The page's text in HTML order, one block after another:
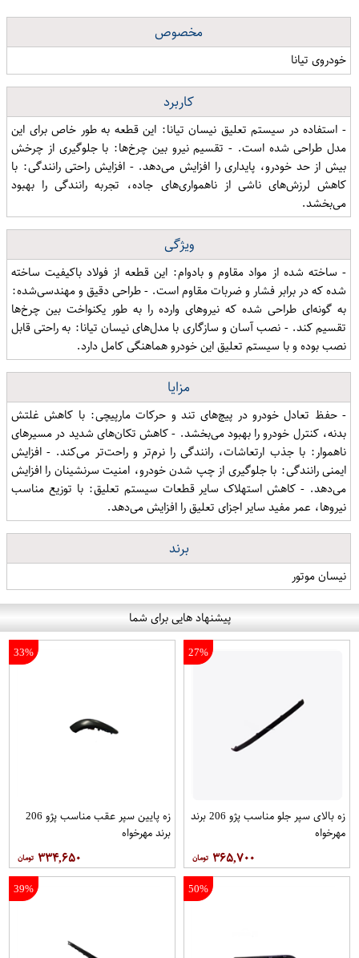
مخصوص
خودروی تیانا
کاربرد
- استفاده در سیستم تعلیق نیسان تیانا: این قطعه به طور خاص برای این
مدل طراحی شده است. - تقسیم نیرو بین چرخ‌ها: با جلوگیری از چرخش
بیش از حد خودرو، پایداری را افزایش می‌دهد. - افزایش راحتی رانندگی: با
کاهش لرزش‌های ناشی از ناهمواری‌های جاده، تجربه رانندگی را بهبود
می‌بخشد.
ویژگی
- ساخته شده از مواد مقاوم و بادوام: این قطعه از فولاد باکیفیت ساخته
شده که در برابر فشار و ضربات مقاوم است. - طراحی دقیق و مهندسی‌شده:
به گونه‌ای طراحی شده که نیروهای وارده را به طور یکنواخت بین چرخ‌ها
تقسیم کند. - نصب آسان و سازگاری با مدل‌های نیسان تیانا: به راحتی قابل
نصب بوده و با سیستم تعلیق این خودرو هماهنگی کامل دارد.
مزایا
- حفظ تعادل خودرو در پیچ‌های تند و حرکات مارپیچی: با کاهش غلتش
بدنه، کنترل خودرو را بهبود می‌بخشد. - کاهش تکان‌های شدید در مسیرهای
ناهموار: با جذب ارتعاشات، رانندگی را نرم‌تر و راحت‌تر می‌کند. - افزایش
ایمنی رانندگی: با جلوگیری از چپ شدن خودرو، امنیت سرنشینان را افزایش
می‌دهد. - کاهش استهلاک سایر قطعات سیستم تعلیق: با توزیع مناسب
نیروها، عمر مفید سایر اجزای تعلیق را افزایش می‌دهد.
برند
نیسان موتور
پیشنهاد هایی برای شما
27%
زه بالای سپر جلو مناسب پژو 206 برند
مهرخواه
۳۶۵,۷۰۰
33%
زه پایین سپر عقب مناسب پژو 206
برند مهرخواه
۳۳۴,۶۵۰
50%
39%